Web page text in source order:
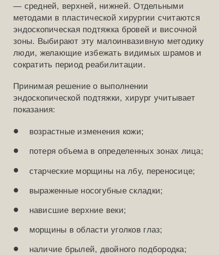
— средней, верхней, нижней. Отдельными
методами в пластической хирургии считаются
эндоскопическая подтяжка бровей и височной
зоны. Выбирают эту малоинвазивную методику
люди, желающие избежать видимых шрамов и
сократить период реабилитации.
Принимая решение о выполнении
эндоскопической подтяжки, хирург учитывает
показания:
возрастные изменения кожи;
потеря объема в определенных зонах лица;
старческие морщины на лбу, переносице;
выраженные носогубные складки;
нависшие верхние веки;
морщины в области уголков глаз;
наличие брылей, двойного подбородка;